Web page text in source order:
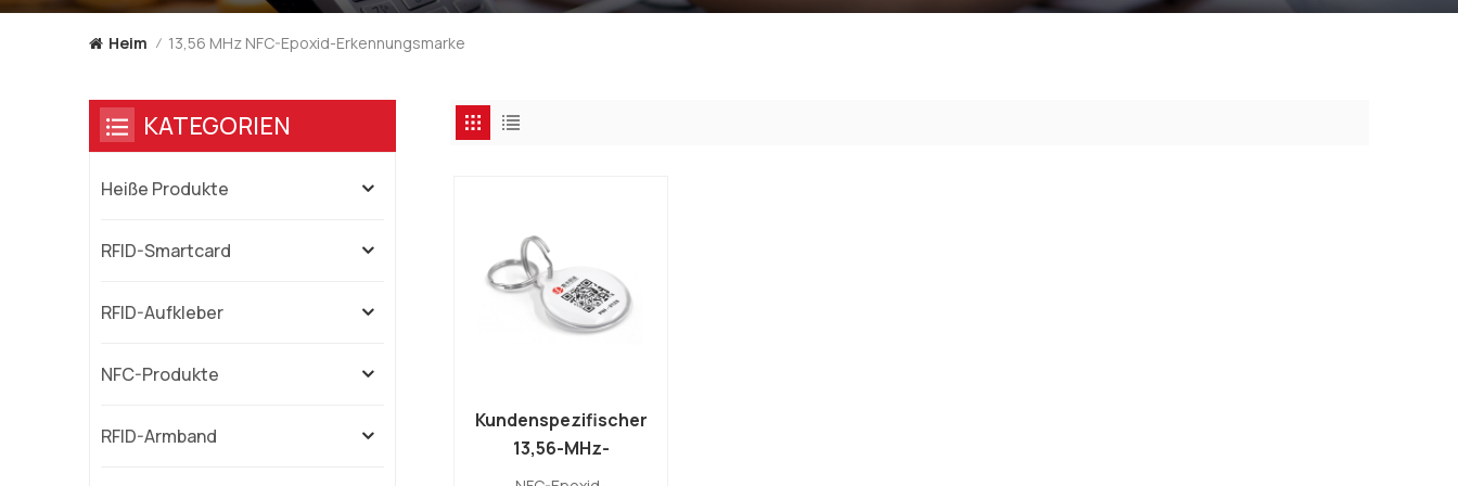
Heim / 13,56 MHz NFC-Epoxid-Erkennungsmarke
Kundenspezifischer
13,56-MHz-
NTAG213-NFC-
KATEGORIEN
Heiße Produkte
RFID-Smartcard
RFID-Aufkleber
NFC-Produkte
RFID-Armband